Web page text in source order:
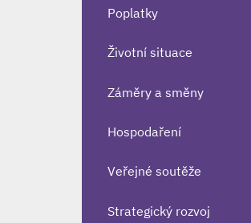
Poplatky
Životní situace
Záměry a směny
Hospodaření
Veřejné soutěže
Strategický rozvoj